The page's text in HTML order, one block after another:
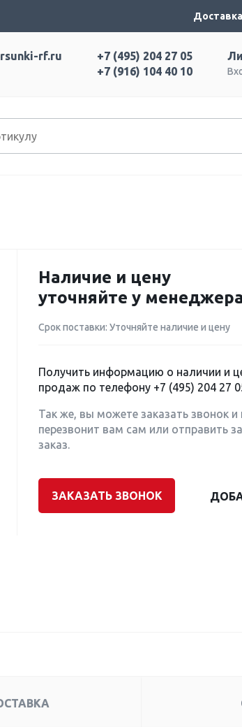
+7 (495) 204 27 05
+7 (916) 104 40 10
rf.ru
Наличие и цену
уточняйте у менеджера
Срок поставки: Уточняйте наличие и цену
Получить информацию о наличии и
продаж по телефону +7 (495) 204 27
Так же, вы можете заказать звонок
перезвонит вам сам или отправить
заказ.
ЗАКАЗАТЬ ЗВОНОК